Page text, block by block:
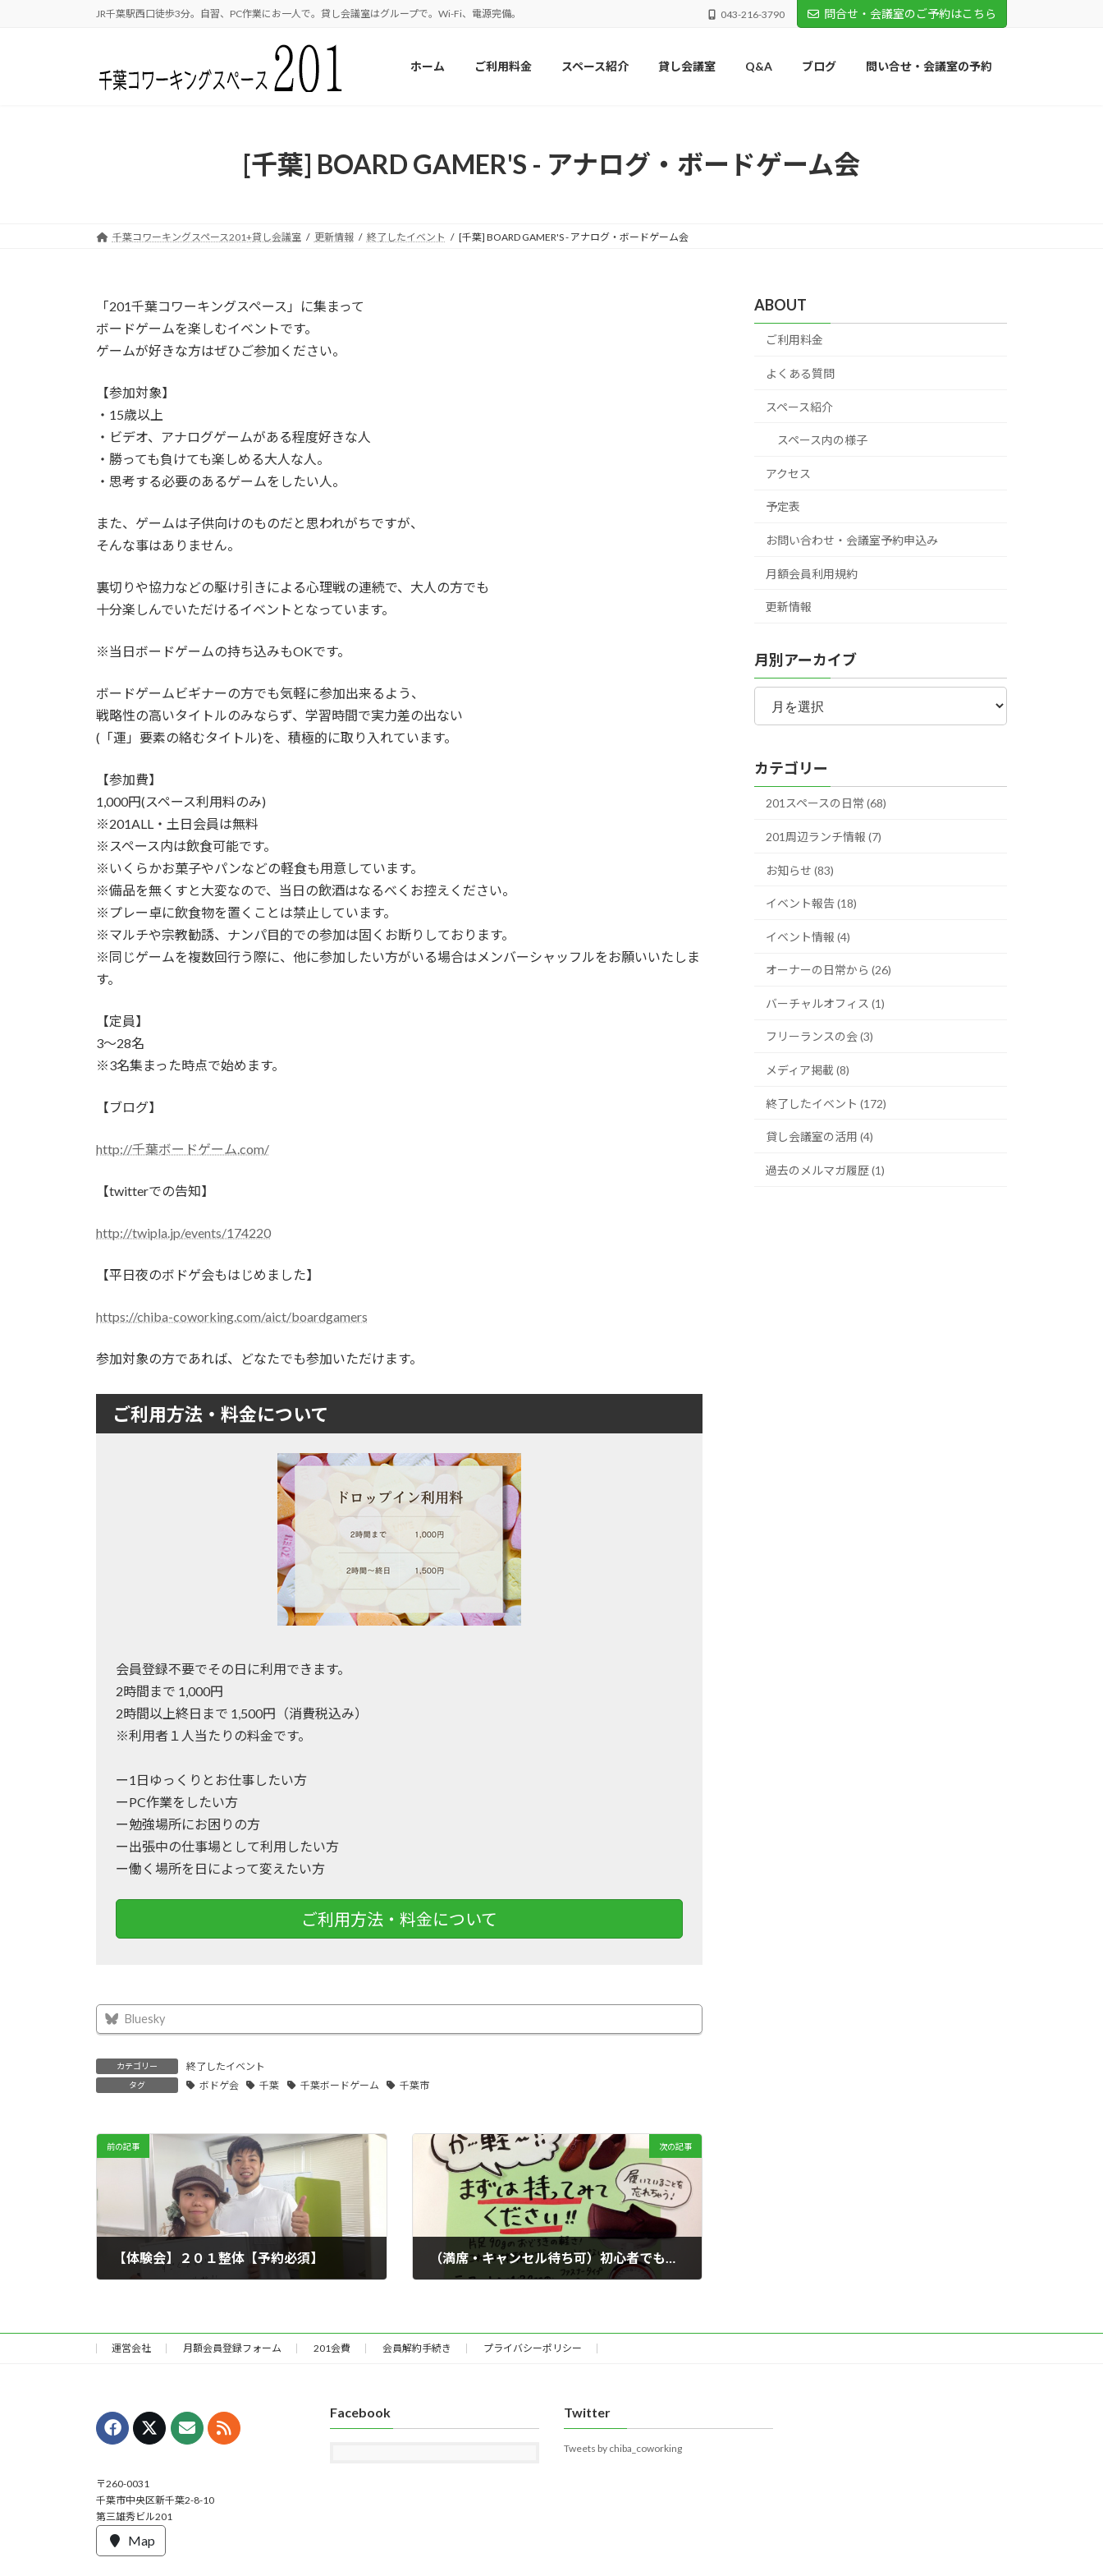
JR千葉駅西口徒歩3分。自習、PC作業にお一人で。貸し会議室はグループで。Wi-Fi、電源完備。 043-216-3790 問合せ・会議室のご予約はこちら
ホーム ご利用料金 スペース紹介 貸し会議室 Q&A ブログ 問い合せ・会議室の予約
[千葉] BOARD GAMER'S - アナログ・ボードゲーム会
千葉コワーキングスペース201+貸し会議室 更新情報 終了したイベント [千葉] BOARD GAMER'S - アナログ・ボードゲーム会
「201千葉コワーキングスペース」に集まって
ボードゲームを楽しむイベントです。
ゲームが好きな方はぜひご参加ください。
【参加対象】
・15歳以上
・ビデオ、アナログゲームがある程度好きな人
・勝っても負けても楽しめる大人な人。
・思考する必要のあるゲームをしたい人。
また、ゲームは子供向けのものだと思われがちですが、
そんな事はありません。
裏切りや協力などの駆け引きによる心理戦の連続で、大人の方でも
十分楽しんでいただけるイベントとなっています。
※当日ボードゲームの持ち込みもOKです。
ボードゲームビギナーの方でも気軽に参加出来るよう、
戦略性の高いタイトルのみならず、学習時間で実力差の出ない
(「運」要素の絡むタイトル)を、積極的に取り入れています。
【参加費】
1,000円(スペース利用料のみ)
※201ALL・土日会員は無料
※スペース内は飲食可能です。
※いくらかお菓子やパンなどの軽食も用意しています。
※備品を無くすと大変なので、当日の飲酒はなるべくお控えください。
※プレー卓に飲食物を置くことは禁止しています。
※マルチや宗教勧誘、ナンパ目的での参加は固くお断りしております。
※同じゲームを複数回行う際に、他に参加したい方がいる場合はメンバーシャッフルをお願いいたしま
す。
【定員】
3～28名
※3名集まった時点で始めます。
【ブログ】
http://千葉ボードゲーム.com/
【twitterでの告知】
http://twipla.jp/events/174220
【平日夜のボドゲ会もはじめました】
https://chiba-coworking.com/aict/boardgamers
参加対象の方であれば、どなたでも参加いただけます。
ご利用方法・料金について
会員登録不要でその日に利用できます。
2時間まで 1,000円
2時間以上終日まで 1,500円（消費税込み）
※利用者１人当たりの料金です。
ー1日ゆっくりとお仕事したい方
ーPC作業をしたい方
ー勉強場所にお困りの方
ー出張中の仕事場として利用したい方
ー働く場所を日によって変えたい方
ご利用方法・料金について
Bluesky
カテゴリー 終了したイベント
タグ ボドゲ会 千葉 千葉ボードゲーム 千葉市
前の記事
【体験会】２０１整体【予約必須】
次の記事
（満席・キャンセル待ち可）初心者でも苦手さんでも描けちゃう！イラスト筆ペンテク＆すごいPOP教えまスペシャル
ABOUT
ご利用料金
よくある質問
スペース紹介
スペース内の様子
アクセス
予定表
お問い合わせ・会議室予約申込み
月額会員利用規約
更新情報
月別アーカイブ
月
ア
カ
イ
ブ
カテゴリー
201スペースの日常 (68)
201周辺ランチ情報 (7)
お知らせ (83)
イベント報告 (18)
イベント情報 (4)
オーナーの日常から (26)
バーチャルオフィス (1)
フリーランスの会 (3)
メディア掲載 (8)
終了したイベント (172)
貸し会議室の活用 (4)
過去のメルマガ履歴 (1)
運営会社 月額会員登録フォーム 201会費 会員解約手続き プライバシーポリシー
〒260-0031
千葉市中央区新千葉2-8-10
第三雄秀ビル201
Map
Facebook Twitter
Tweets by chiba_coworking